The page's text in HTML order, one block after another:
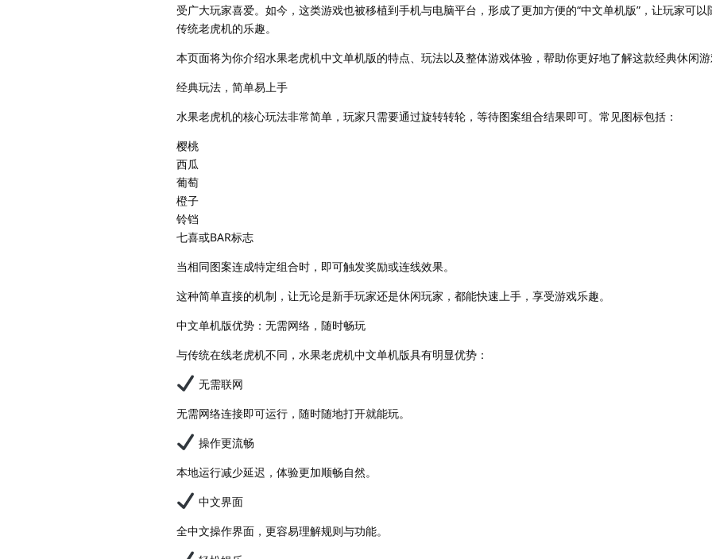
受广大玩家喜爱。如今，这类游戏也被移植到手机与电脑平台，形成了更加方便的“中文单机版”，让玩家可以
传统老虎机的乐趣。
本页面将为你介绍水果老虎机中文单机版的特点、玩法以及整体游戏体验，帮助你更好地了解这款经典休闲游
经典玩法，简单易上手
水果老虎机的核心玩法非常简单，玩家只需要通过旋转转轮，等待图案组合结果即可。常见图标包括：
樱桃
西瓜
葡萄
橙子
铃铛
七喜或BAR标志
当相同图案连成特定组合时，即可触发奖励或连线效果。
这种简单直接的机制，让无论是新手玩家还是休闲玩家，都能快速上手，享受游戏乐趣。
中文单机版优势：无需网络，随时畅玩
与传统在线老虎机不同，水果老虎机中文单机版具有明显优势：
无需联网
无需网络连接即可运行，随时随地打开就能玩。
操作更流畅
本地运行减少延迟，体验更加顺畅自然。
中文界面
全中文操作界面，更容易理解规则与功能。